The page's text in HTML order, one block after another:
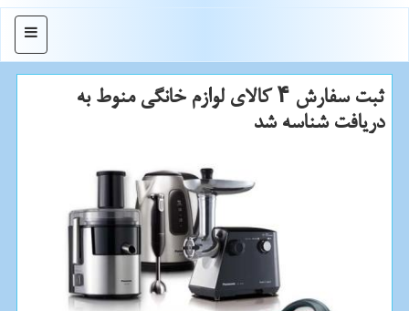
منو
ثبت سفارش ۴ كالای لوازم خانگی منوط به
دریافت شناسه شد